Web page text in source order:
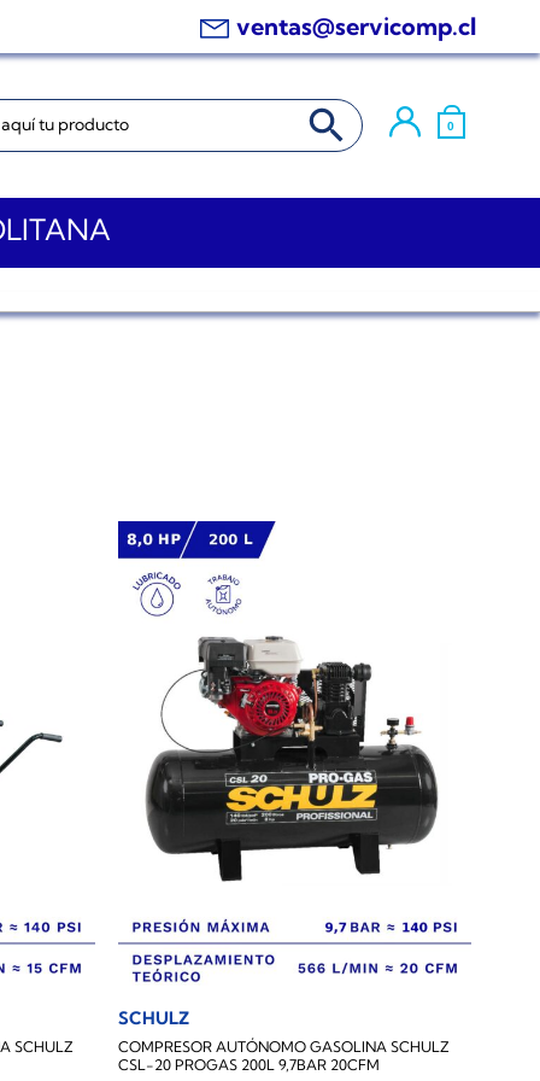
ventas@servicomp.cl
BOTÓN DE BÚSQUEDA
0
SCHULZ
SCHULZ
COMPRESOR AUTÓNOMO GASOLINA SCHULZ
CSL-20 PROGAS 200L 9,7BAR 20CFM